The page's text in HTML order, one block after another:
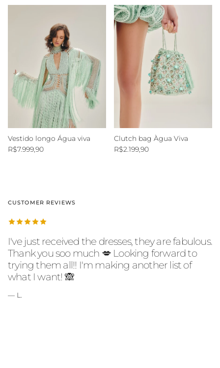
Vestido longo Água viva
Preço normal
R$7.999,90
Clutch bag Àgua Viva
Preço normal
R$2.199,90
CUSTOMER REVIEWS
I've just received the dresses, they are fabulous.
Thank you soo much 💋 Looking forward to
trying them all!! I'm making another list of
what I want! 🙈
— L.